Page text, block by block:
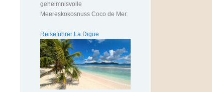
geheimnisvolle
Meereskokosnuss Coco de Mer.
Reiseführer La Digue